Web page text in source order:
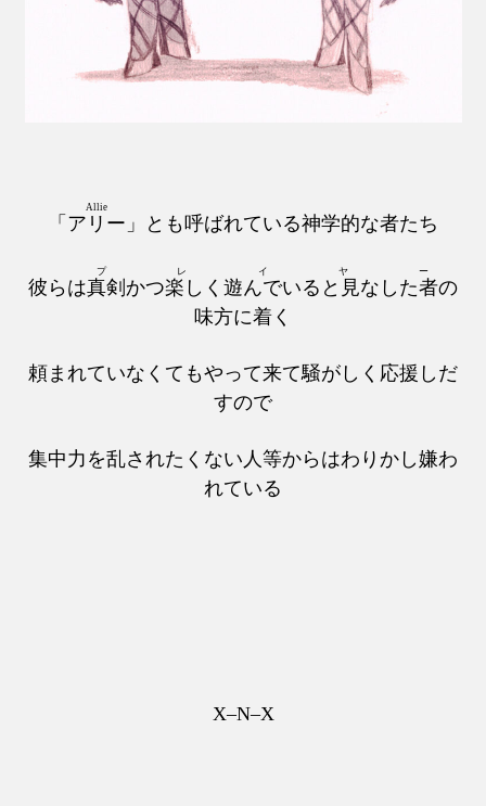
「 アリー
Allie
」とも呼ばれている神学的な者たち
彼らは真剣かつ楽しく遊んでいると見なした者
プレイヤー
の
味方に着く
頼まれていなくてもやって来て騒がしく応援しだ
すので
集中力を乱されたくない人等からはわりかし嫌わ
れている
X–N–X